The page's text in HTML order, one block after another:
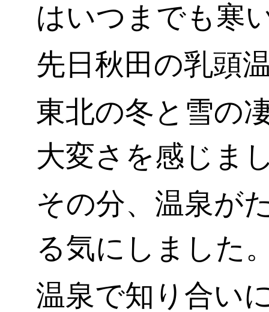
はいつまでも寒
先日秋田の乳頭
東北の冬と雪の
大変さを感じま
その分、温泉が
る気にしました
温泉で知り合い